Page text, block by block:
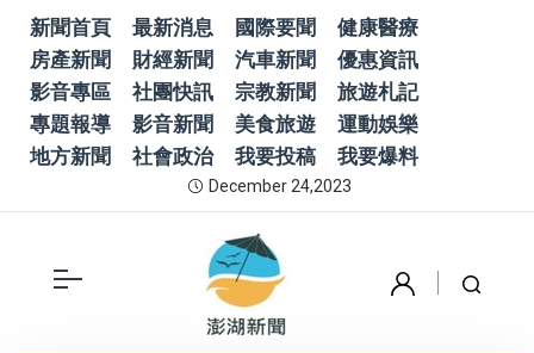
新聞首頁 最新消息 國際要聞
健康醫療
房產新聞
財經新聞 汽車新聞
優惠資訊
影音專區
社團快訊 宗教新聞
旅遊札記
專題報導
影音新聞 美食旅遊
運動娛樂
地方新聞
社會政治 我要投稿 我要爆料
December 24,2023